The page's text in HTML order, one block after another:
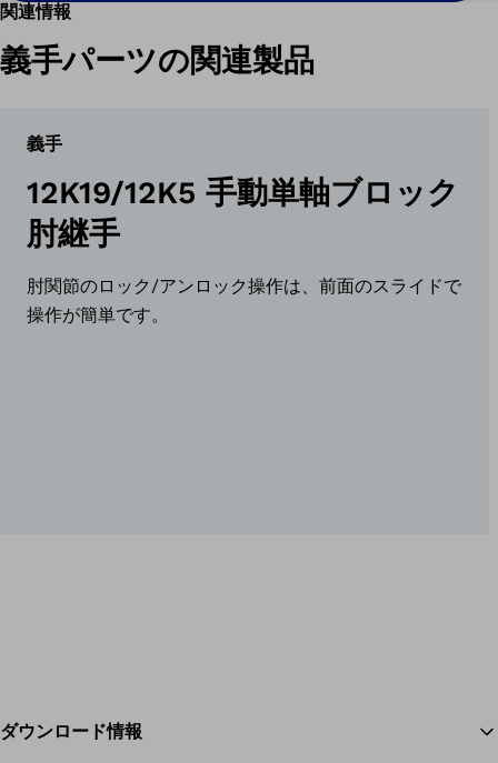
関連情報
義手パーツの関連製品
義手
12K19/12K5 手動単軸ブロック
肘継手
肘関節のロック/アンロック操作は、前面のスライドで
操作が簡単です。
ダウンロード情報